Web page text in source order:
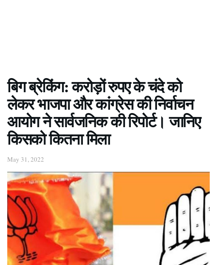
बिग ब्रेकिंग: करोड़ों रुपए के चंदे को
लेकर भाजपा और कांग्रेस की निर्वाचन
आयोग ने सार्वजनिक की रिपोर्ट। जानिए
किसको कितना मिला
May 31, 2022